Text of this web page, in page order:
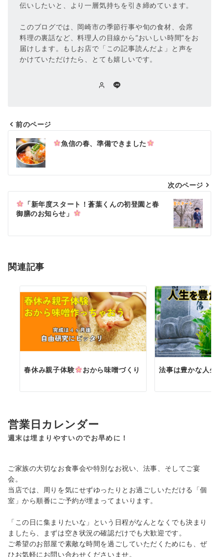
伝いしたいと、より一層気持ちを引き締めています。
このブログでは、岡崎市の季節行事や旬の食材、会席
料理の裏話など、料理人の目線から“おいしい時間”をお
届けします。もしお店で「この記事読んだよ」と声を
かけていただけたら、とても嬉しいです。
投
稿
ナ
ビ
ゲ
ー
シ
ン
前のページ
魚信の春、準備できました
次のページ
「新年度スタート！蒼葉くんの初登園と春
御膳のお知らせ」
関連記事
春休み親子体験 おから味噌づくり 法事は豊かな人生
営業日カレンダー
週末は埋まりやすいのでお早めに！
ご家族の大切なお食事会や特別なお祝い、法事、そしてご宴
会。
当店では、周りを気にせずゆったりとお過ごしいただける「個
室」から順番にご予約が埋まってまいります。
「この日に集まりたいな」という日程がなんとなくでも決まり
ましたら、まずは空き状況の確認だけでも大歓迎です。
ご希望のお部屋で素敵な時間を過ごしていただくためにも、ぜ
ひお気軽にお問い合わせくださいませ。